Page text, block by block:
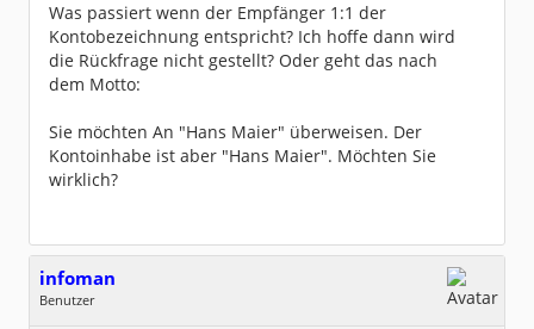
Was passiert wenn der Empfänger 1:1 der
Kontobezeichnung entspricht? Ich hoffe dann wird
die Rückfrage nicht gestellt? Oder geht das nach
dem Motto:
Sie möchten An "Hans Maier" überweisen. Der
Kontoinhabe ist aber "Hans Maier". Möchten Sie
wirklich?
infoman
Benutzer